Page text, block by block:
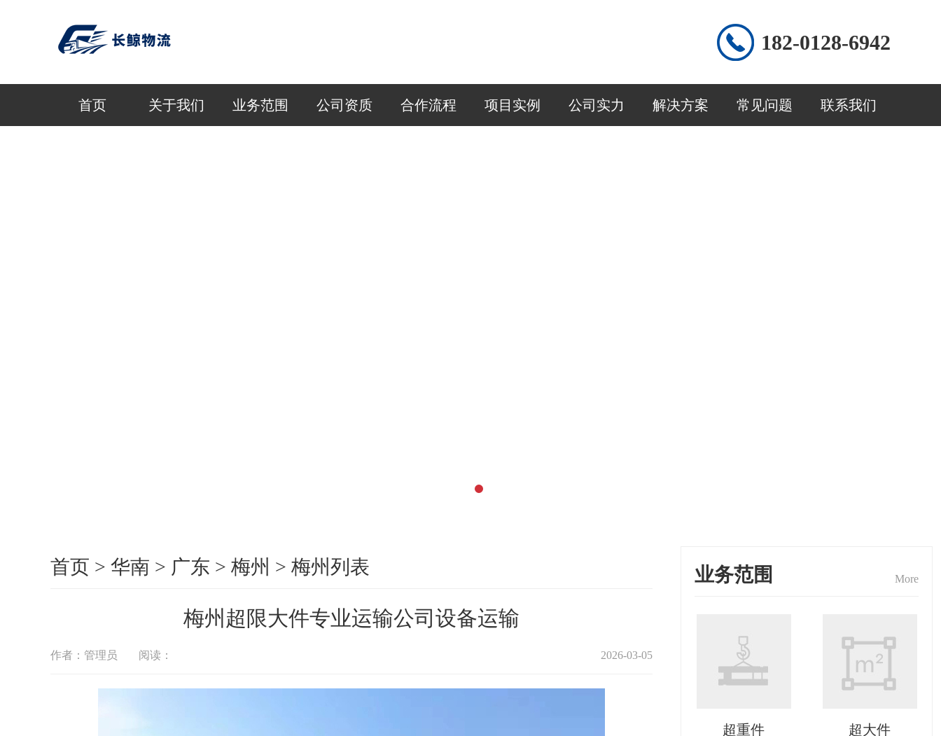
182-0128-6942
首页 关于我们 业务范围 公司资质 合作流程 项目实例 公司实力 解决方案 常见问题 联系我们
首页 > 华南 > 广东 > 梅州 > 梅州列表
梅州超限大件专业运输公司设备运输
作者：管理员 阅读： 2026-03-05
业务范围 More
超重件 超大件